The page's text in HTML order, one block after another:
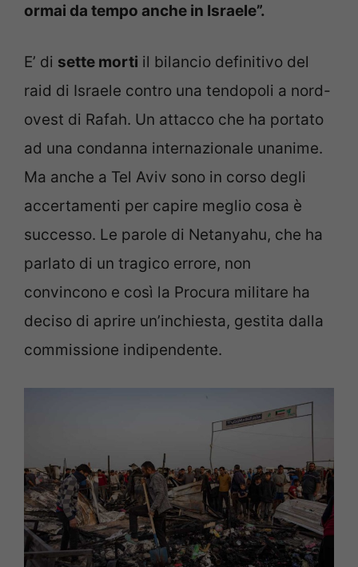
ormai da tempo anche in Israele”.
E’ di sette morti il bilancio definitivo del
raid di Israele contro una tendopoli a nord-
ovest di Rafah. Un attacco che ha portato
ad una condanna internazionale unanime.
Ma anche a Tel Aviv sono in corso degli
accertamenti per capire meglio cosa è
successo. Le parole di Netanyahu, che ha
parlato di un tragico errore, non
convincono e così la Procura militare ha
deciso di aprire un’inchiesta, gestita dalla
commissione indipendente.